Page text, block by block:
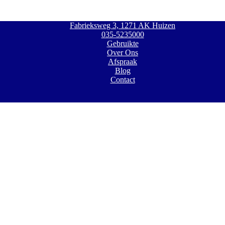
Fabrieksweg 3, 1271 AK Huizen
035-5235000
Gebruikte
Over Ons
Afspraak
Blog
Contact